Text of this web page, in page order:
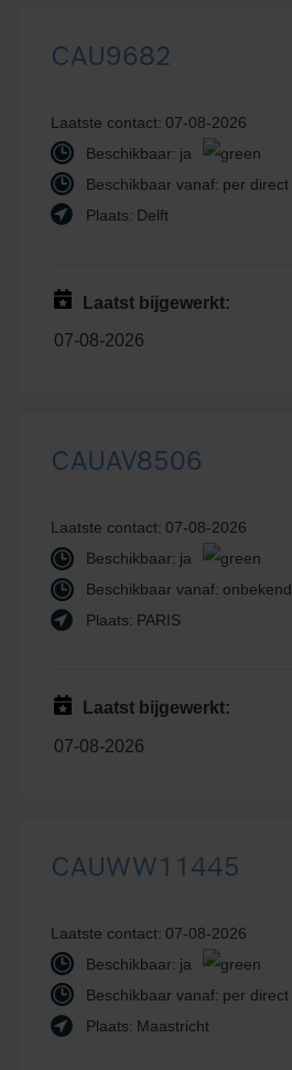
CAU9682
Laatste contact: 07-08-2026
Beschikbaar: ja
Beschikbaar vanaf: per direct
Plaats: Delft
Laatst bijgewerkt:
07-08-2026
CAUAV8506
Laatste contact: 07-08-2026
Beschikbaar: ja
Beschikbaar vanaf: onbekend
Plaats: PARIS
Laatst bijgewerkt:
07-08-2026
CAUWW11445
Laatste contact: 07-08-2026
Beschikbaar: ja
Beschikbaar vanaf: per direct
Plaats: Maastricht